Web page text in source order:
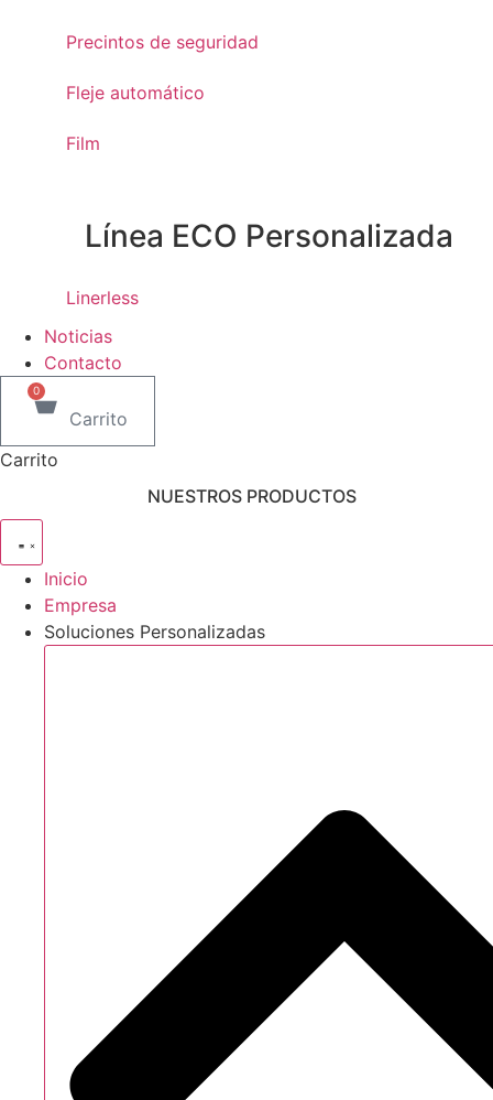
Precintos de seguridad
Fleje automático
Film
Línea ECO Personalizada
Linerless
Noticias
Contacto
0
Carrito
Carrito
NUESTROS PRODUCTOS
Inicio
Empresa
Soluciones Personalizadas